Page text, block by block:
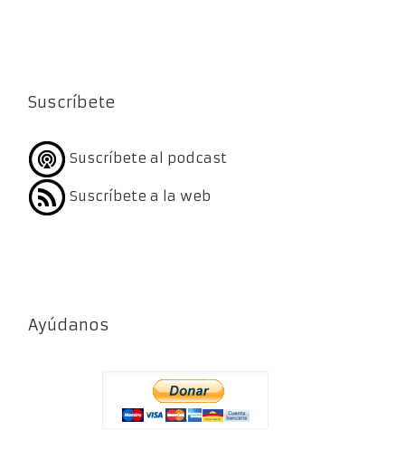
Suscríbete
Suscríbete al podcast
Suscríbete a la web
Ayúdanos